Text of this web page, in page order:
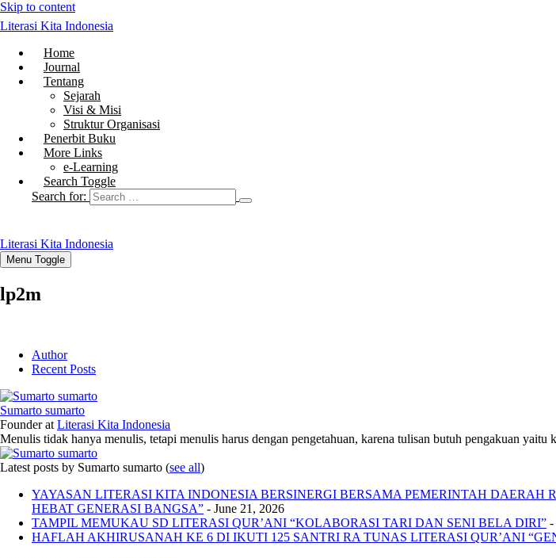
Skip to content
Literasi Kita Indonesia
Home
Journal
Tentang
Sejarah
Visi & Misi
Struktur Organisasi
Penerbit Buku
More Links
e-Learning
Search Toggle
Search for:
Literasi Kita Indonesia
Menu Toggle
lp2m
Author
Recent Posts
Sumarto sumarto
Founderat Literasi Kita Indonesia
Menulis tidak hanya menulis, tetapi menulis harus dengan pengetahuan, karena tulisan butuh pengakuan
Latest posts by Sumarto sumarto (see all)
YAYASAN LITERASI KITA INDONESIA BERSINERGI BERSAMA PEMERINTAH
HEBAT GENERASI BANGSA” - June 21, 2026
TAMPIL MEMUKAU SD LITERASI QUR’ANI “KOLABORASI TARI DAN SENI BELA DIRI” -
HAFLAH AKHIRUSANAH KE 6 DI IKUTI 125 SANTRI RA TUNAS LITERASI QUR’ANI